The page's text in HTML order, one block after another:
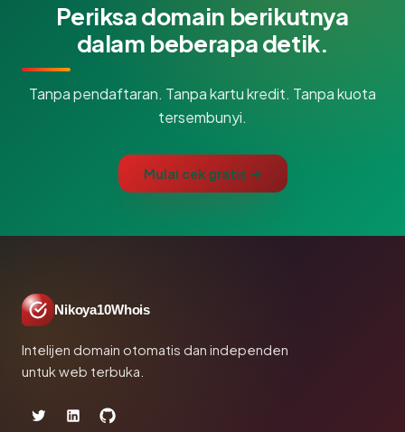
Periksa domain berikutnya
dalam beberapa detik.
Tanpa pendaftaran. Tanpa kartu kredit. Tanpa kuota
tersembunyi.
Mulai cek gratis →
Nikoya10Whois
Intelijen domain otomatis dan independen
untuk web terbuka.